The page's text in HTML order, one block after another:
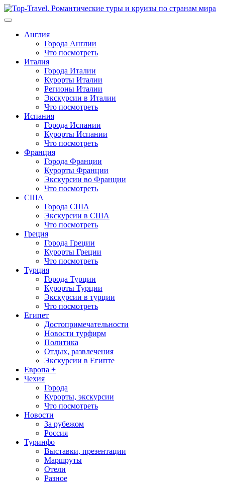
Перейти
к
Англия
Города Англии
Что посмотреть
Италия
Города Италии
Курорты Италии
Регионы Италии
Экскурсии в Италии
Что посмотреть
Испания
Города Испании
Курорты Испании
Что посмотреть
Франция
Города Франции
Курорты Франции
Экскурсии во Франции
Что посмотреть
США
Города США
Экскурсии в США
Что посмотреть
Греция
Города Греции
Курорты Греции
Что посмотреть
Турция
Города Турции
Курорты Турции
Экскурсии в турции
Что посмотреть
Египет
Достопримечательности
Новости турфирм
Политика
Отдых, развлечения
Экскурсии в Египте
Европа +
Чехия
Города
Курорты, экскурсии
Что посмотреть
Новости
За рубежом
Россия
Туринфо
Выставки, презентации
Маршруты
Отели
Разное